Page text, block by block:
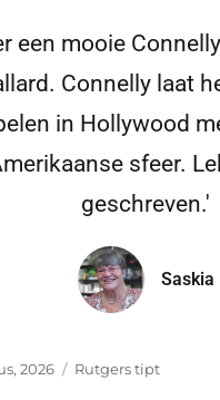
een mooie
Connelly laat
in Hollywood
sfeer.
geschreven.'
Saskia
2026 Rutgers tipt